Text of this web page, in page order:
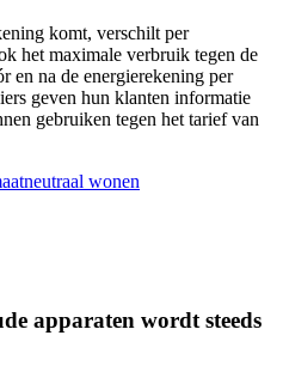
komt, verschilt per
het maximale verbruik tegen de
en na de energierekening per
geven hun klanten informatie
gebruiken tegen het tarief van
wonen
apparaten wordt steeds